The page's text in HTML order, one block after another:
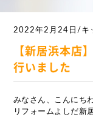
2022年2月24日/キ
【新居浜本店
行いました
みなさん、こんにち
リフォームよしだ